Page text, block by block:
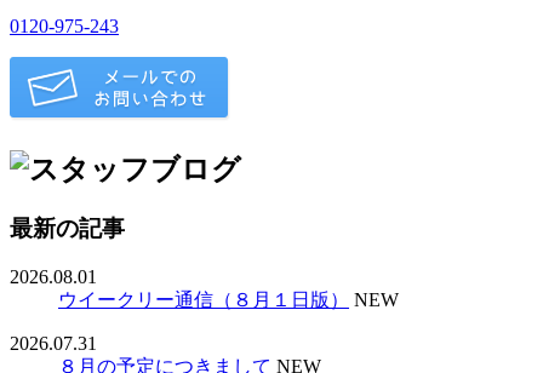
0120-975-243
最新の記事
2026.08.01
ウイークリー通信（８月１日版）
NEW
2026.07.31
８月の予定につきまして NEW